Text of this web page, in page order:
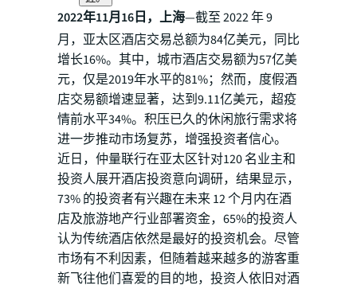
2022年11月16日，上海—截至 2022 年 9
月，亚太区酒店交易总额为84亿美元，同比
增长16%。其中，城市酒店交易额为57亿美
元，仅是2019年水平的81%；然而，度假酒
店交易额增速显著，达到9.11亿美元，超疫
情前水平34%。积压已久的休闲旅行需求将
进一步推动市场复苏，增强投资者信心。
近日，仲量联行在亚太区针对120 名业主和
投资人展开酒店投资意向调研，结果显示，
73% 的投资者有兴趣在未来 12 个月内在酒
店及旅游地产行业部署资金，65%的投资人
认为传统酒店依然是最好的投资机会。尽管
市场有不利因素，但随着越来越多的游客重
新飞往他们喜爱的目的地，投资人依旧对酒